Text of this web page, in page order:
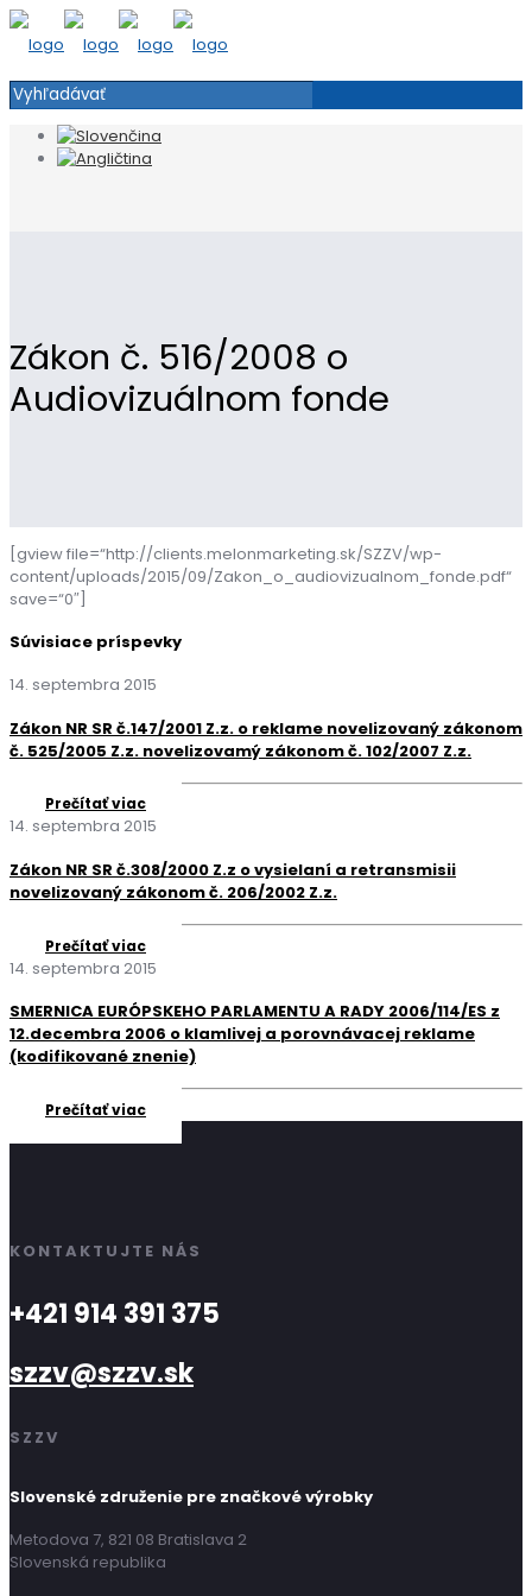
Zákon č. 516/2008 o
Audiovizuálnom fonde
[gview file=“http://clients.melonmarketing.sk/SZZV/wp-
content/uploads/2015/09/Zakon_o_audiovizualnom_fonde.pdf“
save=“0″]
Súvisiace príspevky
14. septembra 2015
Zákon NR SR č.147/2001 Z.z. o reklame novelizovaný zákonom
č. 525/2005 Z.z. novelizovamý zákonom č. 102/2007 Z.z.
Prečítať viac
14. septembra 2015
Zákon NR SR č.308/2000 Z.z o vysielaní a retransmisii
novelizovaný zákonom č. 206/2002 Z.z.
Prečítať viac
14. septembra 2015
SMERNICA EURÓPSKEHO PARLAMENTU A RADY 2006/114/ES z
12.decembra 2006 o klamlivej a porovnávacej reklame
(kodifikované znenie)
Prečítať viac
KONTAKTUJTE NÁS
+421 914 391 375
szzv@szzv.sk
SZZV
Slovenské združenie pre značkové výrobky
Metodova 7, 821 08 Bratislava 2
Slovenská republika